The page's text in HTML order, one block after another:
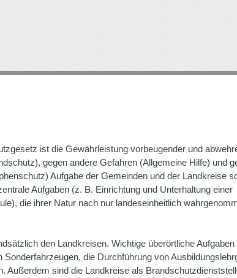
ist die Gewährleistung vorbeugender und
gegen andere Gefahren (Allgemeine Hilfe) und
Aufgabe der Gemeinden und der Landkreise
Aufgaben (z. B. Einrichtung und Unterhaltung einer
die ihrer Natur nach nur landeseinheitlich
den Landkreisen. Wichtige überörtliche Aufgaben
die Durchführung von
Außerdem sind die Landkreise als